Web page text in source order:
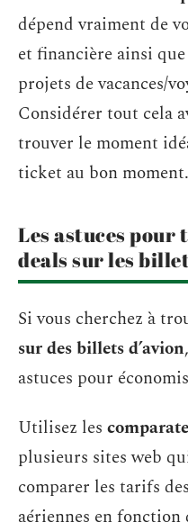
dépend vraiment de
et financière ainsi
projets de vacances/
Considérer tout cela
trouver le moment
ticket au bon
Les astuces
deals sur les
Si vous cherchez à
sur des billets d’avion
astuces pour
Utilisez les
plusieurs sites web
comparer les tarifs
aériennes en